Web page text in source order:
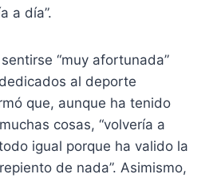
a día”.
“muy afortunada”
al deporte
que, aunque ha tenido
cosas, “volvería a
igual porque ha valido la
de nada”. Asimismo,